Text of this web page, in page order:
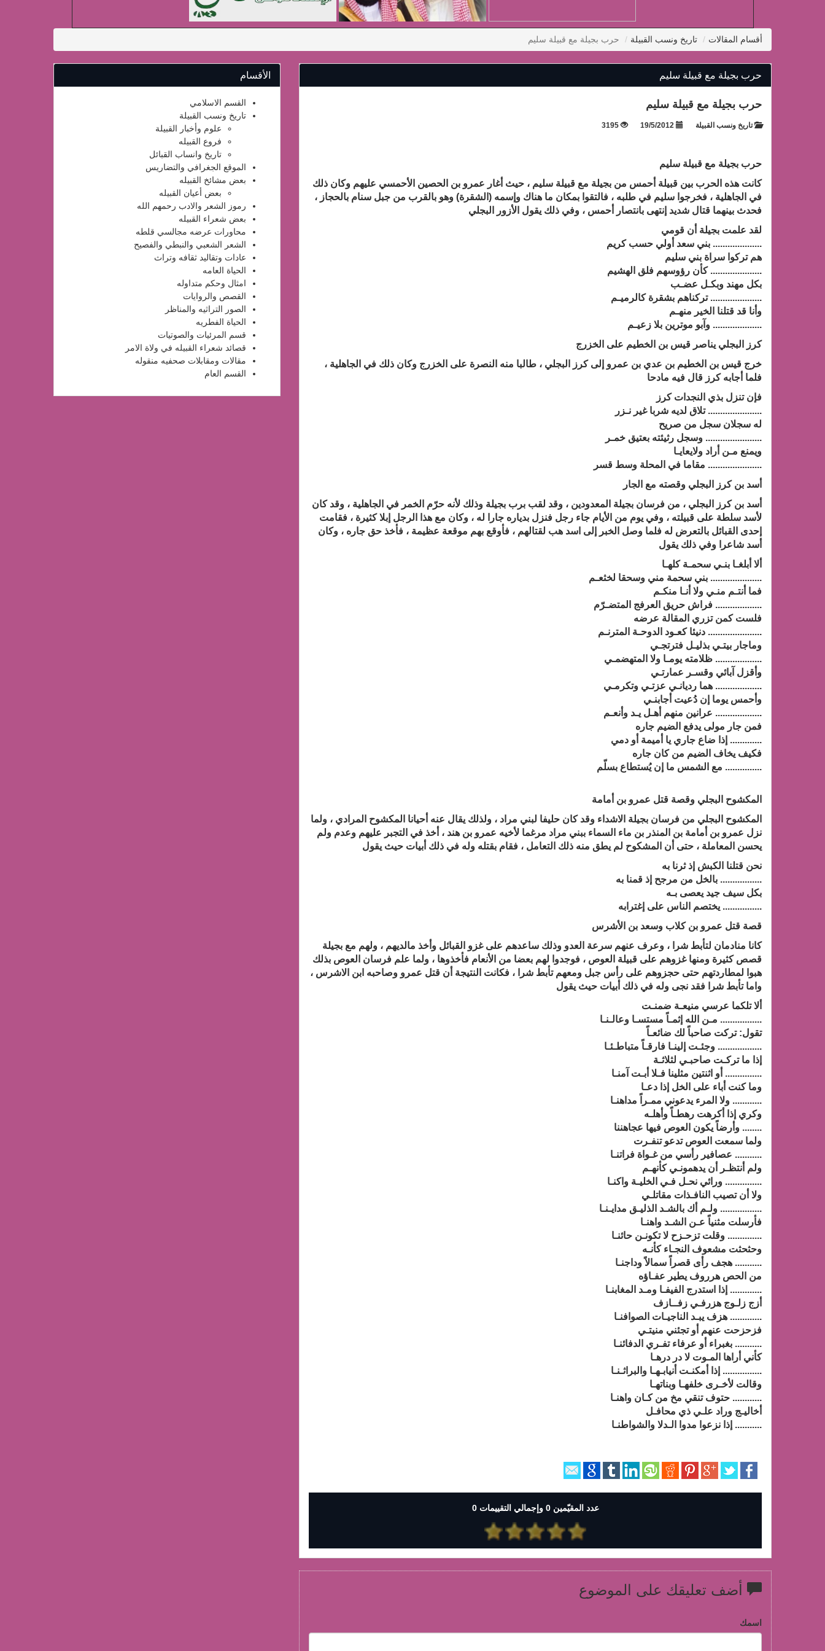
أقسام المقالات تاريخ ونسب القبيلة حرب بجيلة مع قبيلة سليم
حرب بجيلة مع قبيلة سليم
حرب بجيلة مع قبيلة سليم
تاريخ ونسب القبيلة 3195
حرب بجيلة مع قبيلة سليم
كانت هذه الحرب بين قبيلة أحمس من بجيلة مع قبيلة سليم ، حيث أغار عمرو بن الحصين الأحمسي عليهم وكان ذلك
في الجاهلية ، فخرجوا سليم في طلبه ، فالتقوا بمكان ما هناك وإسمه (الشقرة) وهو بالقرب من جبل سنام بالحجاز ،
فحدث بينهما قتال شديد إنتهى بانتصار أحمس ، وفي ذلك يقول الأزور البجلي
لقد علمت بجيلة أن قومي
.................... بني سعد أولي حسب كريم
هم تركوا سراة بني سليم
..................... كأن رؤوسهم فلق الهشيم
بكل مهند وبكـل عضـب
..................... تركناهم بشقرة كالرميـم
وأنا قد قتلنا الخير منهـم
.................... وآبو موترين بلا زعيـم
كرز البجلي يناصر قيس بن الخطيم على الخزرج
خرج قيس بن الخطيم بن عدي بن عمرو إلى كرز البجلي ، طالبا منه النصرة على الخزرج وكان ذلك في الجاهلية ،
فلما أجابه كرز قال فيه مادحا
فإن تنزل بذي النجدات كرز
...................... تلاق لديه شربا غير نـزر
له سجلان سجل من صريح
....................... وسجل رثيئته بعتيق خمـر
ويمنع مـن أراد ولايعايـا
...................... مقاما في المحلة وسط قسر
أسد بن كرز البجلي وقصته مع الجار
أسد بن كرز البجلي ، من فرسان بجيلة المعدودين ، وقد لقب برب بجيلة وذلك لأنه حرّم الخمر في الجاهلية ، وقد كان
لأسد سلطة على قبيلته ، وفي يوم من الأيام جاء رجل فنزل بدياره جارا له ، وكان مع هذا الرجل إبلا كثيرة ، فقامت
إحدى القبائل بالتعرض له فلما وصل الخبر إلى اسد هب لقتالهم ، فأوقع بهم موقعة عظيمة ، فأخذ حق جاره ، وكان
أسد شاعرا وفي ذلك يقول
ألا أبلغـا بنـي سحمـة كلهـا
..................... بني سحمة مني وسحقا لخثعـم
فما أنتـم منـي ولا أنـا منكـم
................... فراش حريق العرفج المتضـرّم
فلست كمن تزري المقالة عرضه
...................... دنيئا كعـود الدوحـة المترنـم
وماجار بيتـي بذليـل فترتجـي
................... ظلامته يومـا ولا المتهضمـي
وأقزل آبائي وقسـر عمارتـي
................... هما رديانـي عزتـي وتكرمـي
وأحمس يوما إن دُعيت أجابنـي
................... عرانين منهم أهـل يـد وأنعـم
فمن جار مولى يدفع الضيم جاره
............. إذا ضاع جاري يا أميمة أو دمي
فكيف يخاف الضيم من كان جاره
............... مع الشمس ما إن يُستطاع بسلّم
المكشوح البجلي وقصة قتل عمرو بن أمامة
المكشوح البجلي من فرسان بجيلة الاشداء وقد كان حليفا لبني مراد ، ولذلك يقال عنه أحيانا المكشوح المرادي ، ولما
نزل عمرو بن أمامة بن المنذر بن ماء السماء ببني مراد مرغما لأخيه عمرو بن هند ، أخذ في التجبر عليهم وعدم ولم
يحسن المعاملة ، حتى أن المشكوح لم يطق منه ذلك التعامل ، فقام بقتله وله في ذلك أبيات حيث يقول
نحن قتلنا الكبش إذ ثرنا به
................. بالخل من مرجح إذ قمنا به
بكل سيف جيد يعصى بـه
................ يختصم الناس على إغترابه
قصة قتل عمرو بن كلاب وسعد بن الأشرس
كانا منادمان لتأبط شرا ، وعرف عنهم سرعة العدو وذلك ساعدهم على غزو القبائل وأخذ مالديهم ، ولهم مع بجيلة
قصص كثيرة ومنها غزوهم على قبيلة العوص ، فوجدوا لهم بعضا من الأنعام فأخذوها ، ولما علم فرسان العوص بذلك
هبوا لمطاردتهم حتى حجزوهم على رأس جبل ومعهم تأبط شرا ، فكانت النتيجة أن قتل عمرو وصاحبه ابن الاشرس ،
واما تأبط شرا فقد نجى وله في ذلك أبيات حيث يقول
ألا تلكما عرسي منيعـة ضمنـت
................. مـن الله إثمـاً مستسـا وعالـنـا
تقول: تركت صاحباً لك ضائعـاً
.................. وجئـت إلينـا فارقـاً متباطـئـا
إذا ما تركـت صاحبـي لثلاثـة
............... أو اثنتين مثلينا فـلا أبـت آمنـا
وما كنت أباء على الخل إذا دعـا
............ ولا المرء يدعوني ممـراً مداهنـا
وكري إذا أكرهت رهطـاً وأهلـه
........ وأرضاً يكون العوص فيها عجاهننا
ولما سمعت العوص تدعو تنفـرت
........... عصافير رأسي من غـواة فراتنـا
ولم أنتظـر أن يدهمونـي كأنهـم
............... ورائي نحـل فـي الخليـة واكنـا
ولا أن تصيب النافـذات مقاتلـي
................. ولـم أك بالشـد الذليـق مدايـنـا
فأرسلت مثنياً عـن الشـد واهنـا
.............. وقلت تزحـزح لا تكونـن حائنـا
وحثحثت مشعوف النجـاء كأنـه
........... هجف رأى قصراً سمالاً وداجنـا
من الحص هرروف يطير عفـاؤه
............. إذا استدرج الفيفـا ومـد المغابنـا
أزج زلـوج هزرفـي زفــازف
............. هزف يبـد الناجيـات الصوافنـا
فزحزحت عنهم أو تجئني منيتـي
........... بغبراء أو عرفاء تفـري الدفائنـا
كأني أراها المـوت لا در درهـا
................ إذا أمكنـت أنيابـهـا والبراثـنـا
وقالت لأخـرى خلفهـا وبناتهـا
............ حتوف تنقي مخ من كـان واهنـا
أخاليـج وراد علـي ذي محافـل
........... إذا نزعوا مدوا الـدلا والشواطنـا
عدد المقيّمين 0 وإجمالي التقييمات 0
أضف تعليقك على الموضوع
اسمك
الأقسام
القسم الاسلامي
تاريخ ونسب القبيلة
علوم وأخبار القبيلة
فروع القبيله
تاريخ وانساب القبائل
الموقع الجغرافي والتضاريس
بعض مشائخ القبيله
بعض أعيان القبيله
رموز الشعر والادب رحمهم الله
بعض شعراء القبيله
محاورات عرضه مجالسي قلطه
الشعر الشعبي والنبطي والفصيح
عادات وتقاليد ثقافه وتراث
الحياة العامه
امثال وحكم متداوله
القصص والروايات
الصور التراثيه والمناظر
الحياة الفطريه
قسم المرئيات والصوتيات
قصائد شعراء القبيله في ولاة الامر
مقالات ومقابلات صحفيه منقوله
القسم العام